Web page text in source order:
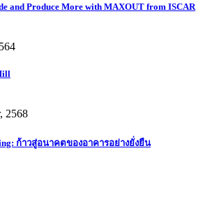
and Produce More with MAXOUT from ISCAR
2568
ก้าวสู่อนาคตของอาคารอย่างยั่งยืน